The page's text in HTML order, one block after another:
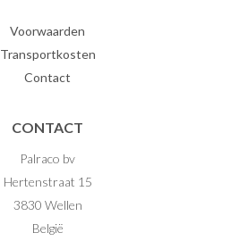
Voorwaarden
Transportkosten
Contact
CONTACT
Palraco bv
Hertenstraat 15
3830 Wellen
België